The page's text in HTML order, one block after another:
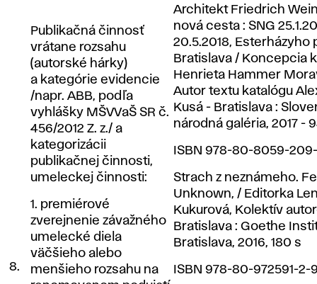
8.
Publikačná činnosť
vrátane rozsahu
(autorské hárky)
a kategórie evidencie
/napr. ABB, podľa
vyhlášky MŠVVaŠ SR č.
456/2012 Z. z./ a
kategorizácii
publikačnej činnosti,
umeleckej činnosti:
1. premiérové
zverejnenie závažného
umelecké diela
väčšieho alebo
menšieho rozsahu na
Architekt Friedrich
nová cesta : SNG
20.5.2018, Esterházyho
Bratislava / Koncepcia
Henrieta Hammer
Autor textu katalógu
Kusá - Bratislava :
národná galéria, 2017 -
ISBN 978-80-8059-
Strach z neznámeho.
Unknown, / Editorka
Kukurová, Kolektív
Bratislava : Goethe
Bratislava, 2016, 180 s
ISBN 978-80-972591-2-